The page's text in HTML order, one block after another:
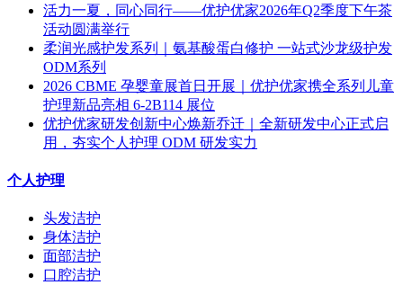
活力一夏，同心同行——优护优家2026年Q2季度下午茶
活动圆满举行
柔润光感护发系列｜氨基酸蛋白修护 一站式沙龙级护发
ODM系列
2026 CBME 孕婴童展首日开展｜优护优家携全系列儿童
护理新品亮相 6-2B114 展位
优护优家研发创新中心焕新乔迁｜全新研发中心正式启
用，夯实个人护理 ODM 研发实力
个人护理
头发洁护
身体洁护
面部洁护
口腔洁护